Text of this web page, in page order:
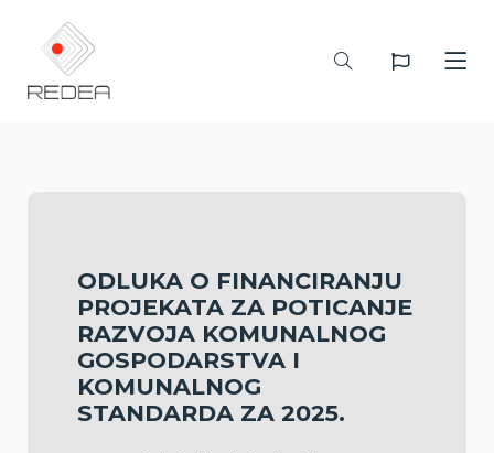
ODLUKA O FINANCIRANJU
PROJEKATA ZA POTICANJE
RAZVOJA KOMUNALNOG
GOSPODARSTVA I
KOMUNALNOG
STANDARDA ZA 2025.